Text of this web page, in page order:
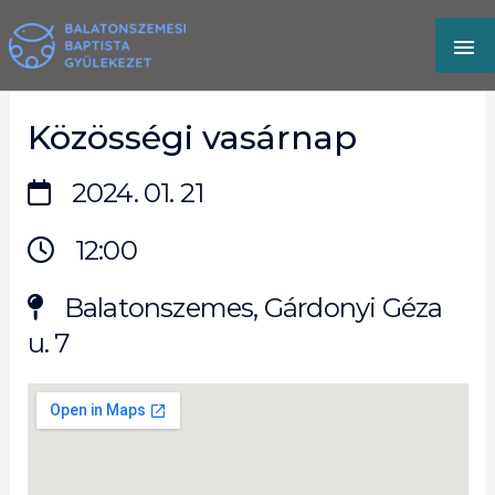
to
content
Közösségi vasárnap
2024. 01. 21
12:00
Balatonszemes, Gárdonyi Géza
u. 7